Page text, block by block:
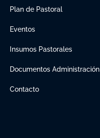
Plan de Pastoral
Eventos
Insumos Pastorales
Documentos Administración
Contacto